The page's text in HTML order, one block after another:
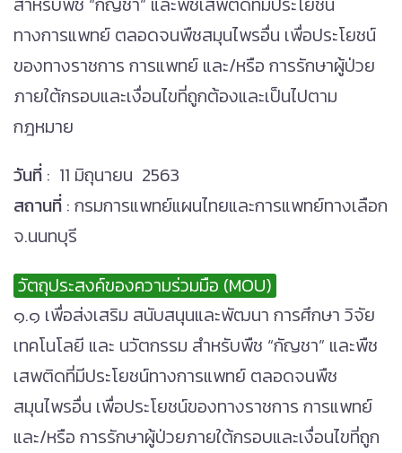
ทางการแพทย์ ตลอดจนพืชสมุนไพรอื่น เพื่อประโยชน์
ของทางราชการ การแพทย์ และ/หรือ การรักษาผู้ป่วย
ภายใต้กรอบและเงื่อนไขที่ถูกต้องและเป็นไปตาม
กฎหมาย
วันที่ : 11 มิถุนายน 2563
สถานที่ : กรมการแพทย์แผนไทยและการแพทย์ทางเลือก
จ.นนทบุรี
วัตถุประสงค์ของความร่วมมือ (MOU)
๑.๑ เพื่อส่งเสริม สนับสนุนและพัฒนา การศึกษา วิจัย
เทคโนโลยี และ นวัตกรรม สำหรับพืช “กัญชา” และพืช
เสพติดที่มีประโยชน์ทางการแพทย์ ตลอดจนพืช
สมุนไพรอื่น เพื่อประโยชน์ของทางราชการ การแพทย์
และ/หรือ การรักษาผู้ป่วยภายใต้กรอบและเงื่อนไขที่ถูก